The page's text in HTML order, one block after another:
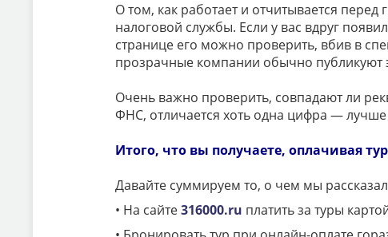
О том, как работает и отчитывается
налоговой службы. Если у вас вдруг
странице его можно проверить, вбив в
прозрачные компании обычно публикуют
Очень важно проверить, совпадают ли
ФНС, отличается хоть одна цифра —
Итого, что вы получаете, оплачивая
Давайте суммируем то, о чем мы
• На сайте316000.ru платить за туры